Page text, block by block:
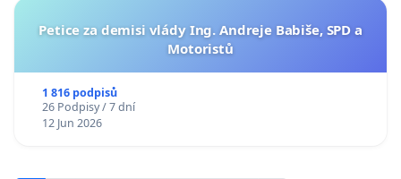
Petice za demisi vlády Ing. Andreje Babiše, SPD a
Motoristů
1 816 podpisů
26 Podpisy / 7 dní
12 Jun 2026